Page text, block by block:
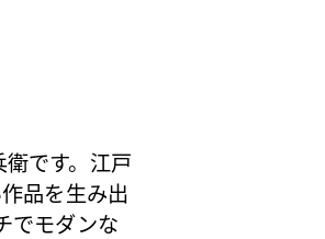
です。江戸
品を生み出
でモダンな